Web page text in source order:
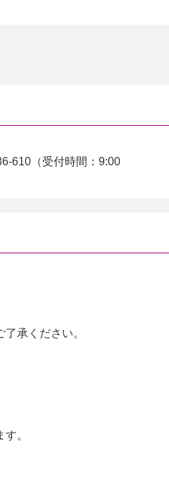
610（受付時間：9:00
承ください。
。